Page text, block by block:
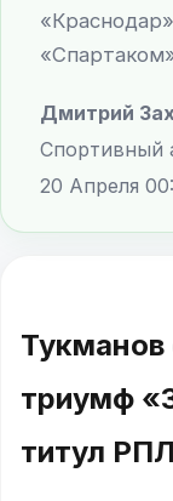
Дмитрий
Спортивный
20 Апреля
Тукманов
триумф
титул РПЛ